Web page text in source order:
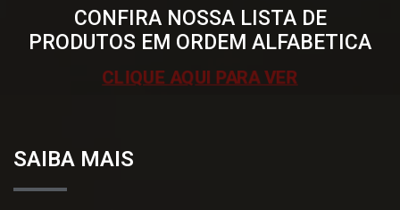
CONFIRA NOSSA LISTA DE
PRODUTOS EM ORDEM ALFABETICA
CLIQUE AQUI PARA VER
SAIBA MAIS